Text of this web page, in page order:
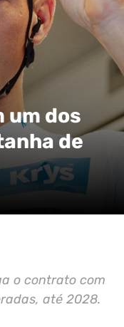
um dos
de
o contrato com
até 2028.